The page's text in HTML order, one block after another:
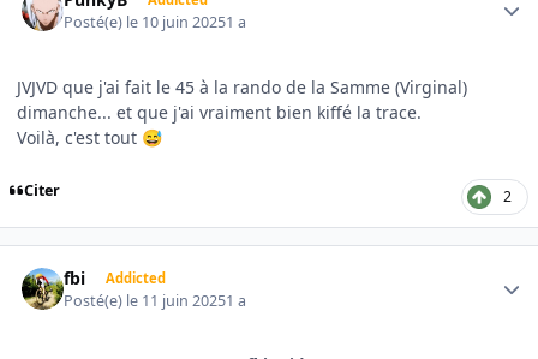
Posté(e) le 10 juin 20251 a
JVJVD que j'ai fait le 45 à la rando de la Samme (Virginal)
dimanche... et que j'ai vraiment bien kiffé la trace.
Voilà, c'est tout 😅
Citer 2
fbi Addicted
Posté(e) le 11 juin 20251 a